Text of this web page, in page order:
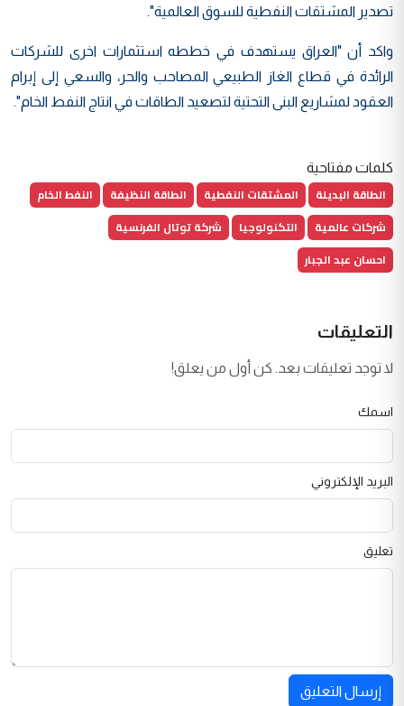
تصدير المشتقات النفطية للسوق العالمية".
واكد أن "العراق يستهدف في خططه استثمارات اخرى للشركات
الرائدة في قطاع الغاز الطبيعي المصاحب والحر، والسعي إلى إبرام
العقود لمشاريع البنى التحتية لتصعيد الطاقات في انتاج النفط الخام".
كلمات مفتاحية
الطاقة البديلة المشتقات النفطية الطاقة النظيفة
النفط الخام
شركات عالمية
التكنولوجيا
شركة توتال الفرنسية
احسان عبد الجبار
التعليقات
لا توجد تعليقات بعد. كن أول من يعلق!
اسمك
البريد الإلكتروني
تعليق
إرسال التعليق